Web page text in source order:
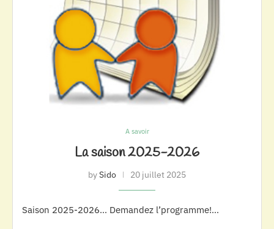
A savoir
La saison 2025-2026
bySido 20 juillet 2025
Saison 2025-2026… Demandez l’programme!…